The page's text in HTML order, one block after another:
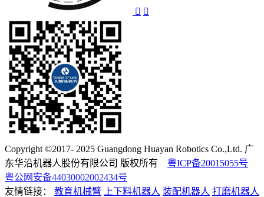
Copyright ©2017- 2025 Guangdong Huayan Robotics Co.,Ltd. 广
东华沿机器人股份有限公司 版权所有 粤ICP备20015055号
粤公网安备44030002002434号
友情链接：
教育机械臂 上下料机器人 装配机器人 打磨机器人